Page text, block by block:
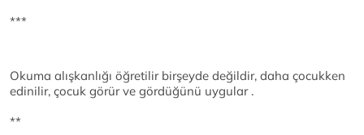
***
Okuma alışkanlığı öğretilir birşeyde değildir, daha çocukken
edinilir, çocuk görür ve gördüğünü uygular .
**